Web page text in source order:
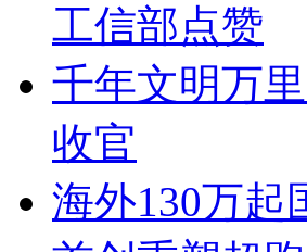
工信部点赞
千年文明万
收官
海外130万起